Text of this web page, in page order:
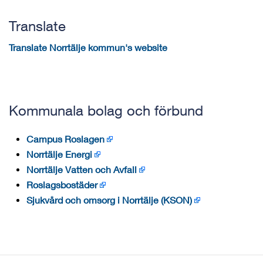
Translate
Translate Norrtälje kommun's website
Kommunala bolag och förbund
Campus Roslagen
Norrtälje Energi
Norrtälje Vatten och Avfall
Roslagsbostäder
Sjukvård och omsorg i Norrtälje (KSON)